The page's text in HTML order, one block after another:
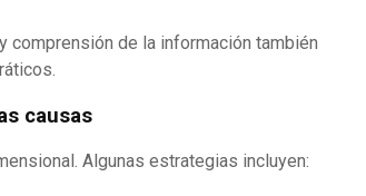
comprensión de la información también
causas
Algunas estrategias incluyen: